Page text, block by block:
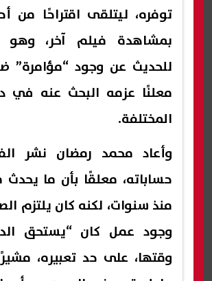
توفره، ليتلقى اقتراحًا من
بمشاهدة فيلم آخر،
للحديث عن وجود “مؤامرة”
معلنًا عزمه البحث عنه في
المختلفة.
وأعاد محمد رمضان نشر
حساباته، معلقًا بأن ما يحدث
منذ سنوات، لكنه كان يلتزم
وجود عمل كان “يستحق
وقتها، على حد تعبيره،